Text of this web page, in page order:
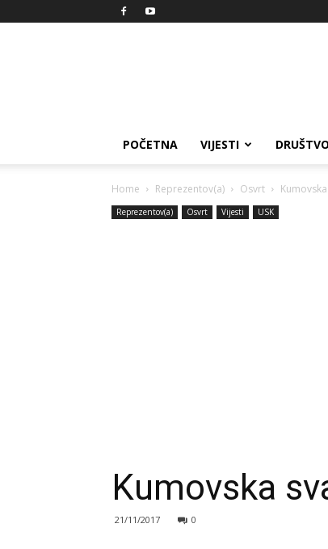
POČETNA VIJESTI DRUŠTVO
Home Reprezentov(a) Osvrt
Reprezentov(a) Osvrt Vijesti USK
Kumovska
21/11/2017 0